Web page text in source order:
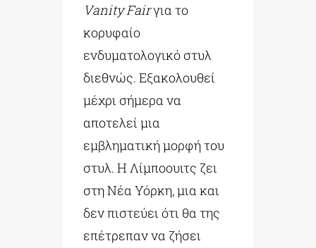
Vanity Fairγια το
κορυφαίο
ενδυματολογικό στυλ
διεθνώς. Εξακολουθεί
μέχρι σήμερα να
αποτελεί μια
εμβληματική μορφή του
στυλ. Η Λίμποουιτς ζει
στη Νέα Υόρκη, μια και
δεν πιστεύει ότι θα της
επέτρεπαν να ζήσει